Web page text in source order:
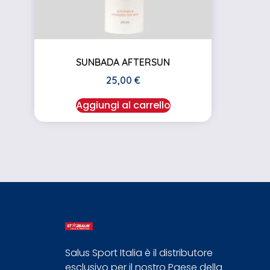
SUNBADA AFTERSUN
25,00 €
Aggiungi al carrello
Salus Sport Italia è il distributore